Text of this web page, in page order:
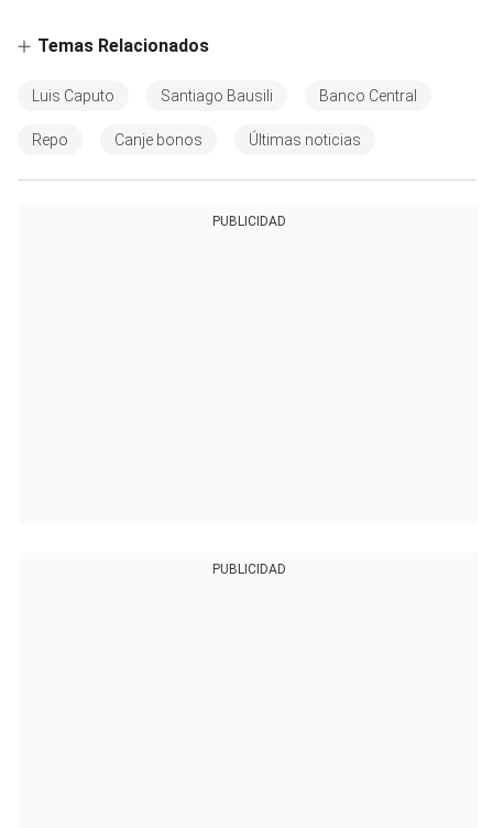
Temas Relacionados
Luis Caputo Santiago Bausili Banco Central
Repo Canje bonos Últimas noticias
PUBLICIDAD
PUBLICIDAD